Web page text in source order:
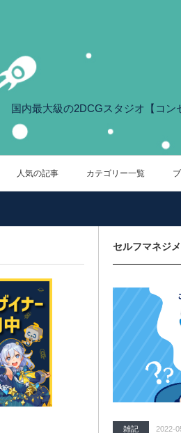
国内最大級の2DCGスタジオ【コン
人気の記事 カテゴリー一覧
セルフマネジ
雑記 2022-